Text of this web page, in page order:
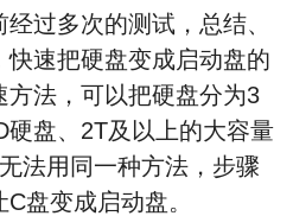
过多次的测试，总结、
速把硬盘变成启动盘的
法，可以把硬盘分为3
硬盘、2T及以上的大容量
法用同一种方法，步骤
盘变成启动盘。